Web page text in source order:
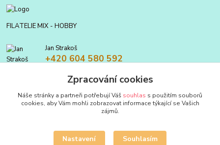
FILATELIE MIX - HOBBY
Jan Strakoš
+420 604 580 592
filatelie.mix@seznam.czZpracování cookies
Náše stránky a partneři potřebují Váš souhlas s použitím souborů
cookies, aby Vám mohli zobrazovat informace týkající se Vašich
zájmů.
Nastavení Souhlasím